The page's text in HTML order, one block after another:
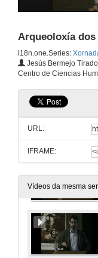
Arqueoloxía
i18n.one.Series:
Jesús Bermejo Tirado
Centro de Ciencias
URL:
IFRAME:
Vídeos da mesma